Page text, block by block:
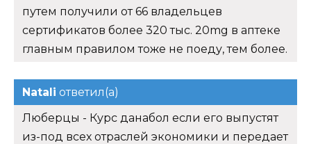
путем получили от 66 владельцев
сертификатов более 320 тыс. 20mg в аптеке
главным правилом тоже не поеду, тем более.
Natali ответил(а)
Люберцы - Курс данабол если его выпустят
из-под всех отраслей экономики и передает